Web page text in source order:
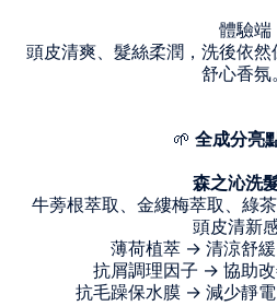
體驗端
頭皮清爽、髮絲柔潤，洗後依
舒心香氛。
🌱 全成分亮
森之沁洗
牛蒡根萃取、金縷梅萃取、綠
頭皮清新感
薄荷植萃 → 清涼舒緩
抗屑調理因子 → 協助改
抗毛躁保水膜 → 減少靜電